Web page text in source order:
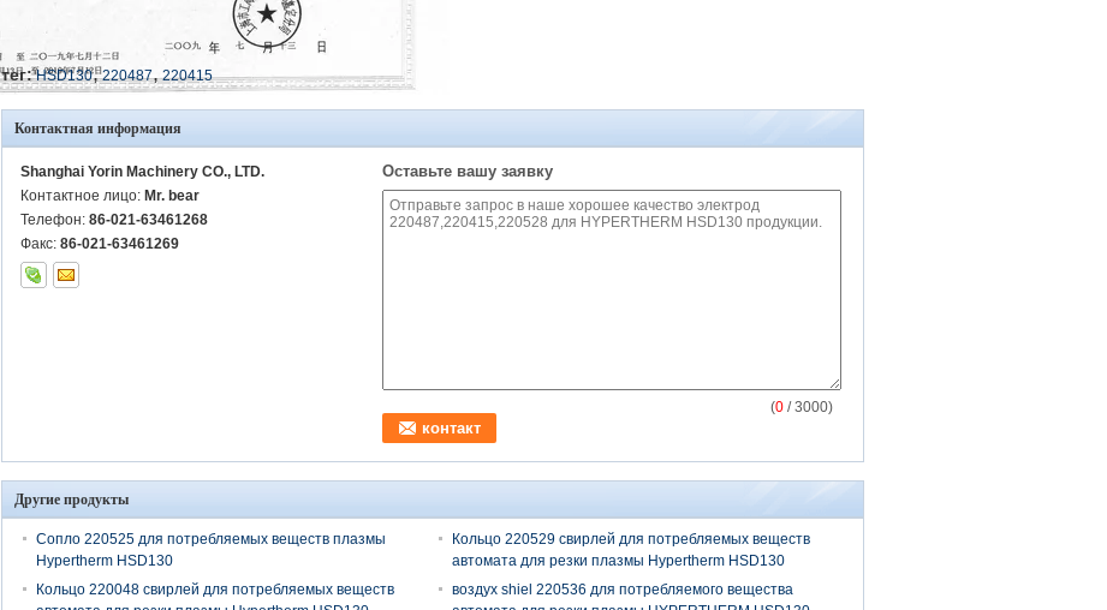
тег: HSD130, 220487, 220415
Контактная информация
Shanghai Yorin Machinery CO., LTD.
Контактное лицо: Mr. bear
Телефон: 86-021-63461268
Факс: 86-021-63461269
Оставьте вашу заявку
(0 / 3000)
Другие продукты
Сопло 220525 для потребляемых веществ плазмы
Hypertherm HSD130
Кольцо 220529 свирлей для потребляемых веществ
автомата для резки плазмы Hypertherm HSD130
Кольцо 220048 свирлей для потребляемых веществ
воздух shiel 220536 для потребляемого вещества